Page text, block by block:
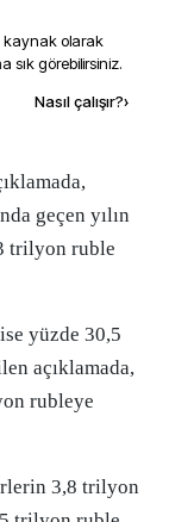
kaynak olarak
sık görebilirsiniz.
Nasıl çalışır?›
geçen yılın
trilyon ruble
yüzde 30,5
açıklamada,
rubleye
3,8 trilyon